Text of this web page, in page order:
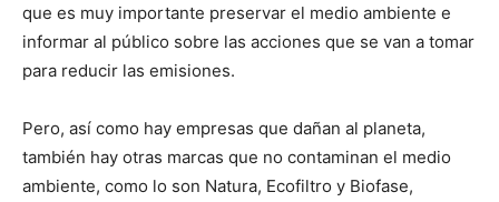
que es muy importante preservar el medio ambiente e
informar al público sobre las acciones que se van a tomar
para reducir las emisiones.
Pero, así como hay empresas que dañan al planeta,
también hay otras marcas que no contaminan el medio
ambiente, como lo son Natura, Ecofiltro y Biofase,